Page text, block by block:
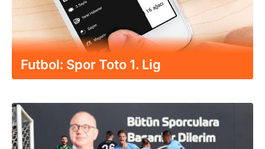
Futbol: Spor Toto 1. Lig
27.08.2022